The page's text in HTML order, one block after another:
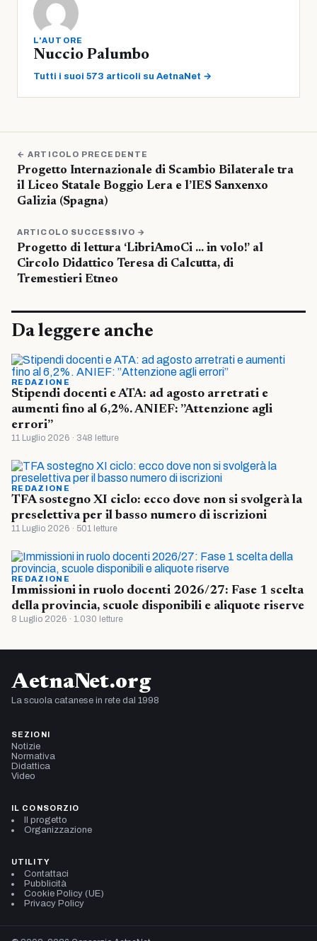
L'AUTORE
Nuccio Palumbo
Tutti i suoi 573 articoli su AetnaNet →
← ARTICOLO PRECEDENTE
Progetto Internazionale di Scambio Bilaterale tra
il Liceo Statale Boggio Lera e l’IES Sanxenxo
Galizia (Spagna)
ARTICOLO SUCCESSIVO →
Progetto di lettura ‘LibriAmoCi … in volo!’ al
Circolo Didattico Teresa di Calcutta, di
Tremestieri Etneo
Da leggere anche
REDAZIONE
Stipendi docenti e ATA: ad agosto arretrati e
aumenti fino al 6,2%. ANIEF: ”Attenzione agli
errori”
11 Luglio 2026 · 348 letture
REDAZIONE
TFA sostegno XI ciclo: ecco dove non si svolgerà la
preselettiva per il basso numero di iscrizioni
11 Luglio 2026 · 501 letture
REDAZIONE
Immissioni in ruolo docenti 2026/27: Fase 1 scelta
della provincia, scuole disponibili e aliquote riserve
8 Luglio 2026 · 1.030 letture
AetnaNet.org
La scuola catanese in rete dal 1998
SEZIONI
Notizie
Normativa
Didattica
Video
IL CONSORZIO
Il progetto
Organizzazione
UTILITY
Contattaci
Pubblicità
Cookie Policy (UE)
Privacy Policy